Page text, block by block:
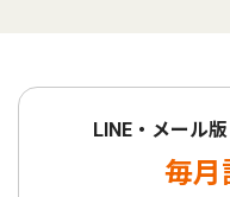
LINE・メール
毎月